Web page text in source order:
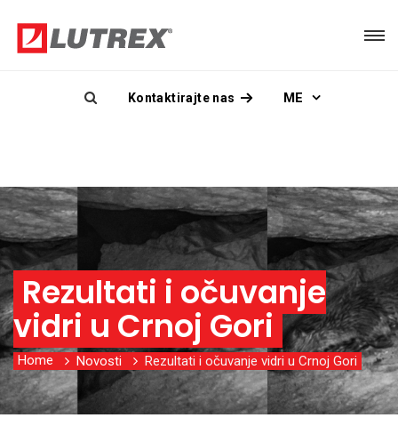
Kontaktirajte nas ME
Rezultati i očuvanje
vidri u Crnoj Gori
Home Novosti Rezultati i očuvanje vidri u Crnoj Gori